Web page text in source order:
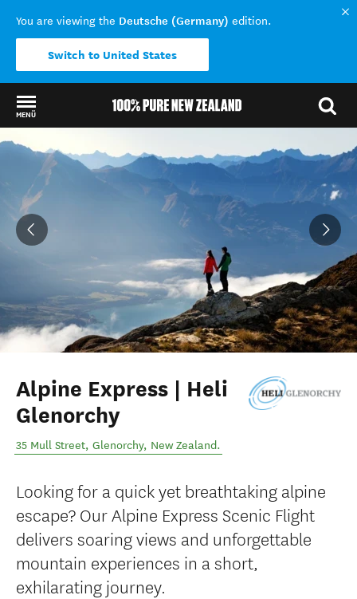
You are viewing the Deutsche (Germany) edition.
Switch to United States
MENÜ
Back to my results
Alpine Express | Heli
Glenorchy
35 Mull Street, Glenorchy, New Zealand.
Looking for a quick yet breathtaking alpine
escape? Our Alpine Express Scenic Flight
delivers soaring views and unforgettable
mountain experiences in a short,
exhilarating journey.